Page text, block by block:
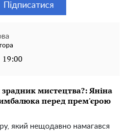
Підписатися
19:00
мистецтва?: Яніна
перед прем'єрою
який нещодавно намагався